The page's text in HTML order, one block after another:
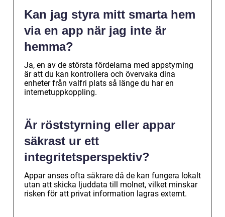
Kan jag styra mitt smarta hem
via en app när jag inte är
hemma?
Ja, en av de största fördelarna med appstyrning
är att du kan kontrollera och övervaka dina
enheter från valfri plats så länge du har en
internetuppkoppling.
Är röststyrning eller appar
säkrast ur ett
integritetsperspektiv?
Appar anses ofta säkrare då de kan fungera lokalt
utan att skicka ljuddata till molnet, vilket minskar
risken för att privat information lagras externt.